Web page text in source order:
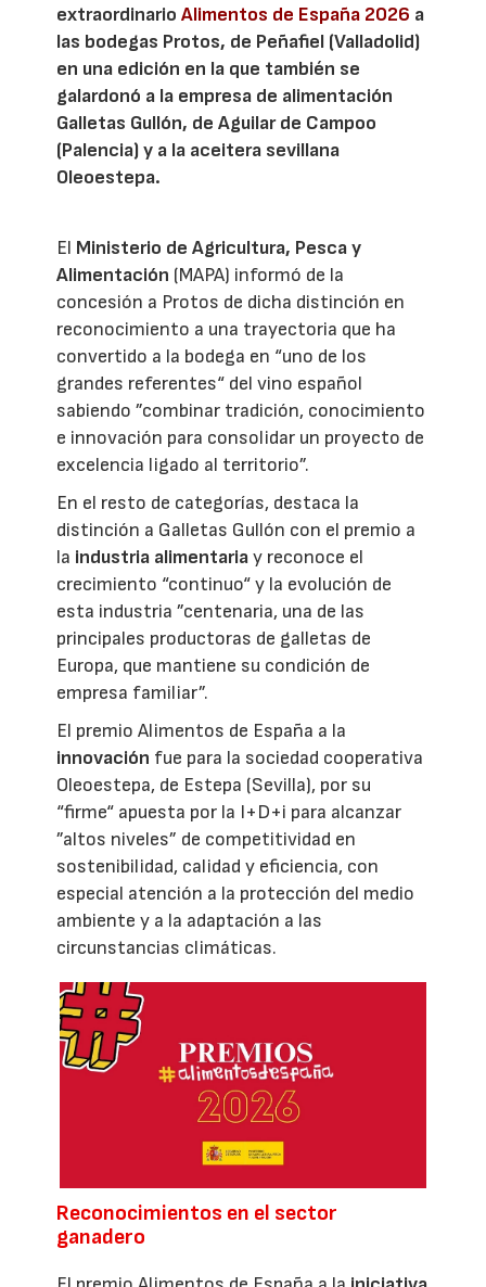
extraordinarioAlimentos de España 2026 a
las bodegas Protos, de Peñafiel (Valladolid)
en una edición en la que también se
galardonó a la empresa de alimentación
Galletas Gullón, de Aguilar de Campoo
(Palencia) y a la aceitera sevillana
Oleoestepa.
El Ministerio de Agricultura, Pesca y
Alimentación (MAPA) informó de la
concesión a Protos de dicha distinción en
reconocimiento a una trayectoria que ha
convertido a la bodega en “uno de los
grandes referentes“ del vino español
sabiendo ”combinar tradición, conocimiento
e innovación para consolidar un proyecto de
excelencia ligado al territorio”.
En el resto de categorías, destaca la
distinción a Galletas Gullón con el premio a
la industria alimentariay reconoce el
crecimiento “continuo“ y la evolución de
esta industria ”centenaria, una de las
principales productoras de galletas de
Europa, que mantiene su condición de
empresa familiar”.
El premio Alimentos de España a la
innovación fue para la sociedad cooperativa
Oleoestepa, de Estepa (Sevilla), por su
“firme“ apuesta por la I+D+i para alcanzar
”altos niveles” de competitividad en
sostenibilidad, calidad y eficiencia, con
especial atención a la protección del medio
ambiente y a la adaptación a las
circunstancias climáticas.
Reconocimientos en el sector
ganadero